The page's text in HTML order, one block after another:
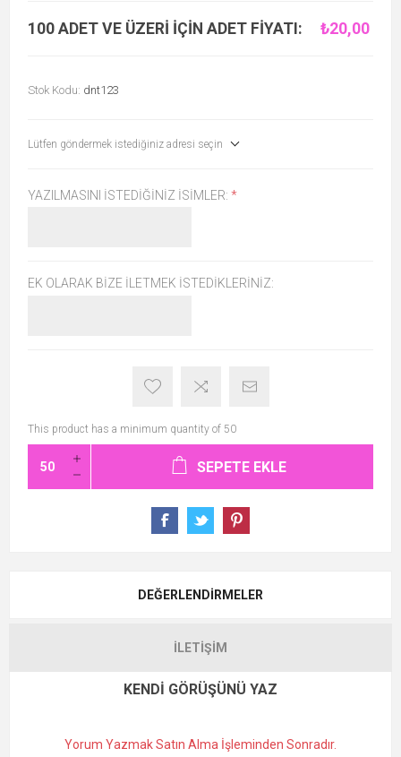
100 ADET VE ÜZERI IÇIN ADET FIYATI: ₺20,00
Stok Kodu: dnt123
Lütfen göndermek istediğiniz adresi seçin
YAZILMASINI ISTEDIĞINIZ ISIMLER: *
EK OLARAK BIZE İLETMEK İSTEDIKLERINIZ:
This product has a minimum quantity of 50
SEPETE EKLE
DEĞERLENDIRMELER
İLETIŞIM
KENDI GÖRÜŞÜNÜ YAZ
Yorum Yazmak Satın Alma İşleminden Sonradır.